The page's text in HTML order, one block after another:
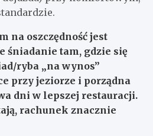
na oszczędność jest
śniadanie tam, gdzie się
ryba „na wynos”
przy jeziorze i porządna
dni w lepszej restauracji.
rachunek znacznie